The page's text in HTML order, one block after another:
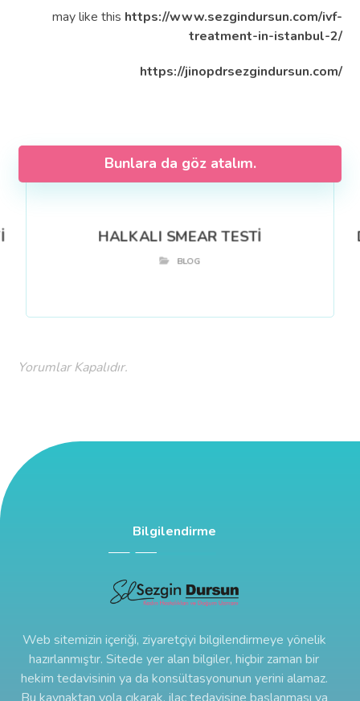
may like this https://www.sezgindursun.com/ivf-
treatment-in-istanbul-2/
https://jinopdrsezgindursun.com/
Bunlara da göz atalım.
HALKALI SMEAR TESTİ
BLOG
Yorumlar Kapalıdır.
Bilgilendirme
Web sitemizin içeriği, ziyaretçiyi bilgilendirmeye yönelik
hazırlanmıştır. Sitede yer alan bilgiler, hiçbir zaman bir
hekim tedavisinin ya da konsültasyonunun yerini alamaz.